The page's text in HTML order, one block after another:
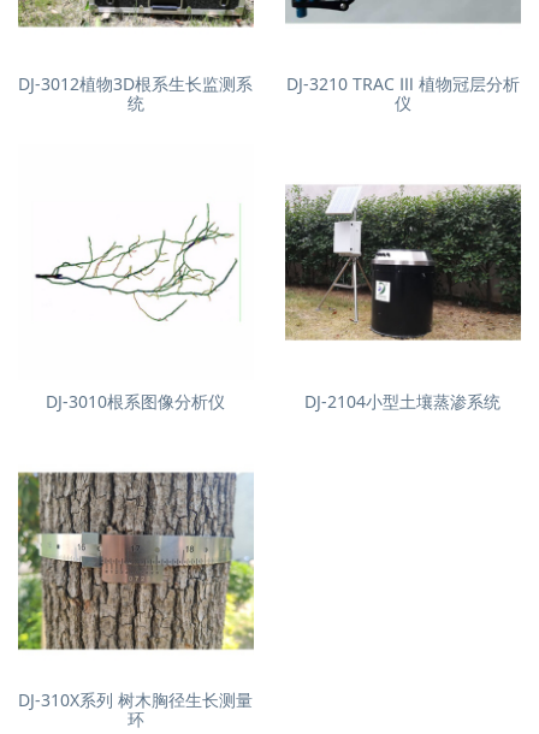
DJ-3012植物3D根系生长监测系
统
DJ-3210 TRAC Ⅲ 植物冠层分析
仪
DJ-2104小型土壤蒸渗系统
DJ-3010根系图像分析仪
DJ-310X系列 树木胸径生长测量
环